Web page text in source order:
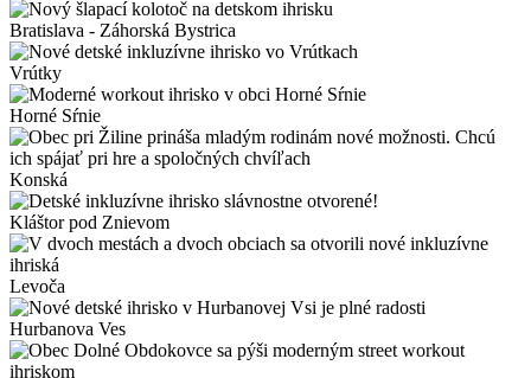
Bratislava - Záhorská Bystrica
Vrútky
Horné Sŕnie
Konská
Kláštor pod Znievom
Levoča
Hurbanova Ves